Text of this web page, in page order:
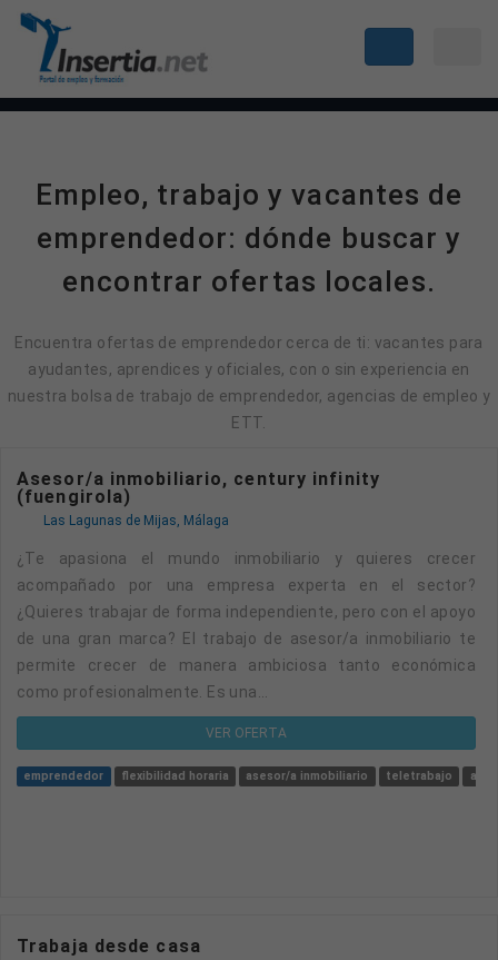
Empleo, trabajo y vacantes de
emprendedor: dónde buscar y
encontrar ofertas locales.
Encuentra ofertas de emprendedor cerca de ti: vacantes para
ayudantes, aprendices y oficiales, con o sin experiencia en
nuestra bolsa de trabajo de emprendedor, agencias de empleo y
ETT.
Asesor/a inmobiliario, century infinity
(fuengirola)
Las Lagunas de Mijas, Málaga
¿Te apasiona el mundo inmobiliario y quieres crecer
acompañado por una empresa experta en el sector?
¿Quieres trabajar de forma independiente, pero con el apoyo
de una gran marca? El trabajo de asesor/a inmobiliario te
permite crecer de manera ambiciosa tanto económica
como profesionalmente. Es una...
VER OFERTA
emprendedor flexibilidad horaria asesor/a inmobiliario teletrabajo
Trabaja desde casa